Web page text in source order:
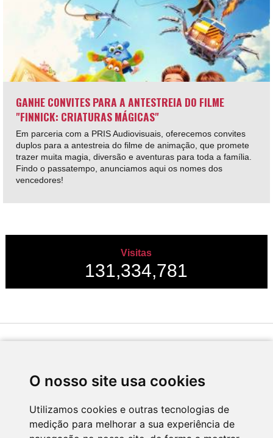
O nosso site usa cookies
Utilizamos cookies e outras tecnologias de
medição para melhorar a sua experiência de
GANHE CONVITES PARA A ANTESTREIA DO FILME
"FINNICK: CRIATURAS MÁGICAS"
Em parceria com a PRIS Audiovisuais, oferecemos convites
duplos para a antestreia do filme de animação, que promete
trazer muita magia, diversão e aventuras para toda a família.
Findo o passatempo, anunciamos aqui os nomes dos
vencedores!
Visitas
131,334,781